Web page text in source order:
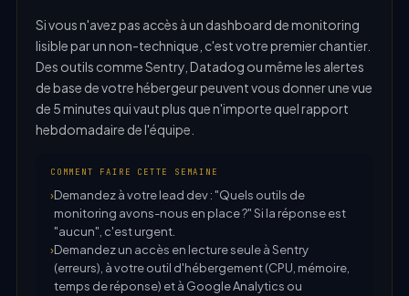
Si vous n'avez pas accès à un dashboard de monitoring
lisible par un non-technique, c'est votre premier chantier.
Des outils comme Sentry, Datadog ou même les alertes
de base de votre hébergeur peuvent vous donner une vue
de 5 minutes qui vaut plus que n'importe quel rapport
hebdomadaire de l'équipe.
COMMENT FAIRE CETTE SEMAINE
Demandez à votre lead dev : "Quels outils de
monitoring avons-nous en place ?" Si la réponse est
"aucun", c'est urgent.
Demandez un accès en lecture seule à Sentry
(erreurs), à votre outil d'hébergement (CPU, mémoire,
temps de réponse) et à Google Analytics ou